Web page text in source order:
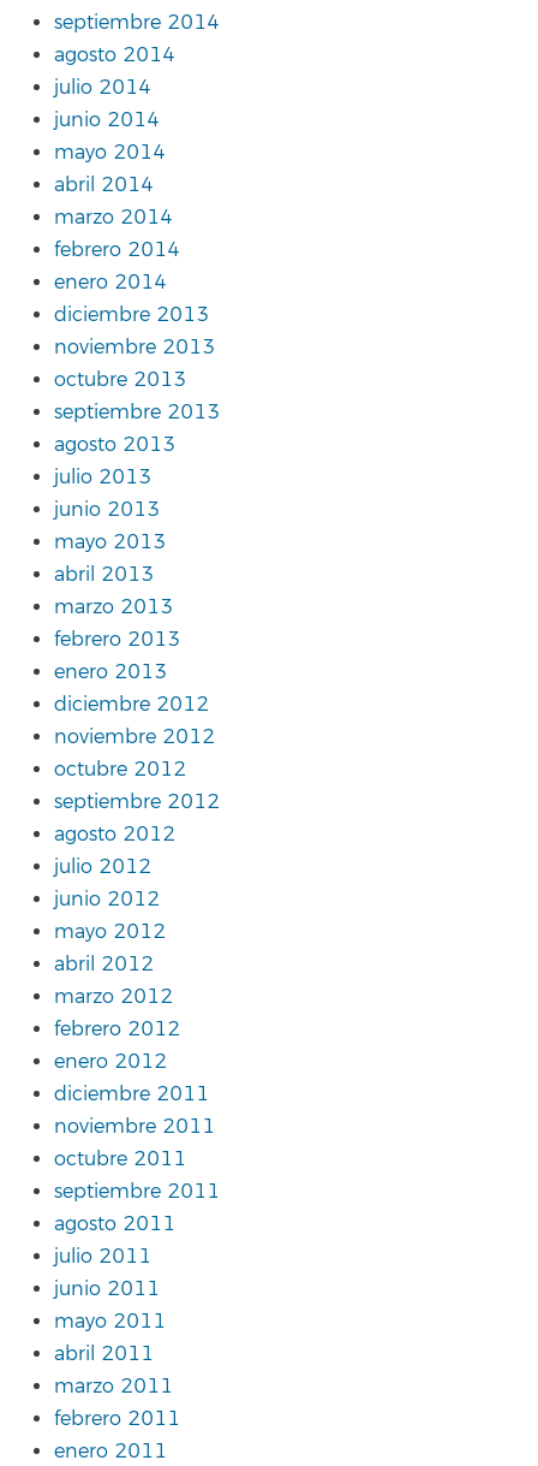
septiembre 2014
agosto 2014
julio 2014
junio 2014
mayo 2014
abril 2014
marzo 2014
febrero 2014
enero 2014
diciembre 2013
noviembre 2013
octubre 2013
septiembre 2013
agosto 2013
julio 2013
junio 2013
mayo 2013
abril 2013
marzo 2013
febrero 2013
enero 2013
diciembre 2012
noviembre 2012
octubre 2012
septiembre 2012
agosto 2012
julio 2012
junio 2012
mayo 2012
abril 2012
marzo 2012
febrero 2012
enero 2012
diciembre 2011
noviembre 2011
octubre 2011
septiembre 2011
agosto 2011
julio 2011
junio 2011
mayo 2011
abril 2011
marzo 2011
febrero 2011
enero 2011